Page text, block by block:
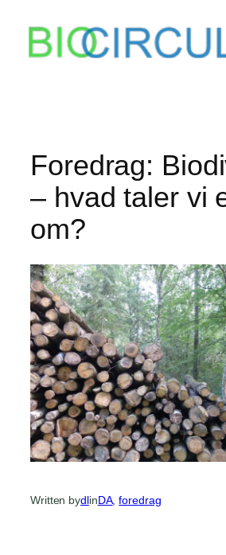
content
Foredrag:
– hvad taler vi
om?
Written bydlinDA, foredrag